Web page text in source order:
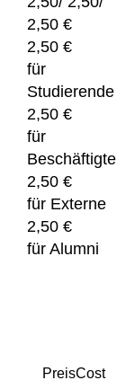
2,50 €
2,50 €
für
Studierende
2,50 €
für
Beschäftigte
2,50 €
für Externe
2,50 €
für Alumni
PreisCost